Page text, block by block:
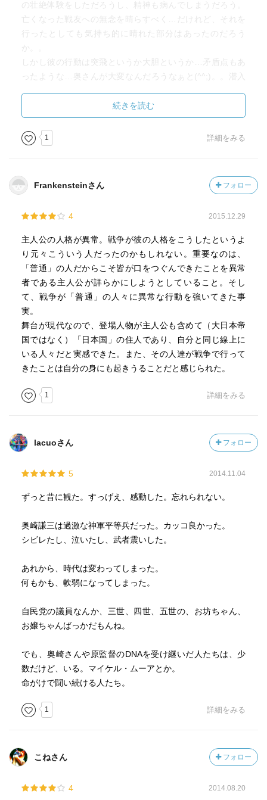
の壮絶体験をしただろうし、精神も病んでしまうだろう。
亡くなった戦友への無念を晴らすべく…だけれど、それを
行ったとしても気持ち的に晴れた部分はあったのだろう
か。。
しかし彼の行動は突飛というか大胆というか…矛盾点もあ
ったような…奥さんが大変なんだろうなぁと(^^;)。。潜入
けど中立的に考えた方が良さそうかもね。
戦争体験された話は生々しい内容でした。
続きを読む
1 詳細をみる
Frankensteinさん フォロー
4 2015.12.29
主人公の人格が異常。戦争が彼の人格をこうしたというよ
り元々こういう人だったのかもしれない。重要なのは、
「普通」の人だからこそ皆が口をつぐんできたことを異常
者である主人公が詳らかにしようとしていること。そし
て、戦争が「普通」の人々に異常な行動を強いてきた事
実。
舞台が現代なので、登場人物が主人公も含めて（大日本帝
国ではなく）「日本国」の住人であり、自分と同じ線上に
いる人々だと実感できた。また、その人達が戦争で行って
きたことは自分の身にも起きうることだと感じられた。
1 詳細をみる
lacuoさん フォロー
5 2014.11.04
ずっと昔に観た。すっげえ、感動した。忘れられない。
奥崎謙三は過激な神軍平等兵だった。カッコ良かった。
シビレたし、泣いたし、武者震いした。
あれから、時代は変わってしまった。
何もかも、軟弱になってしまった。
自民党の議員なんか、三世、四世、五世の、お坊ちゃん、
お嬢ちゃんばっかだもんね。
でも、奥崎さんや原監督のDNAを受け継いだ人たちは、少
数だけど、いる。マイケル・ムーアとか。
命がけで闘い続ける人たち。
1 詳細をみる
こねさん フォロー
4 2014.08.20